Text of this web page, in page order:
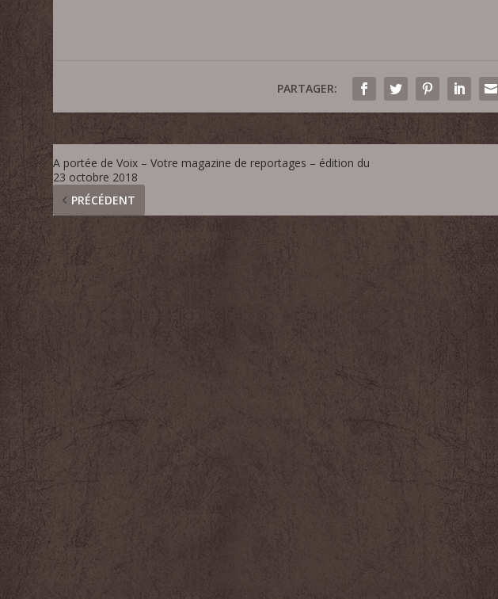
PARTAGER:
A portée de Voix – Votre magazine de reportages – édition du
23 octobre 2018
PRÉCÉDENT